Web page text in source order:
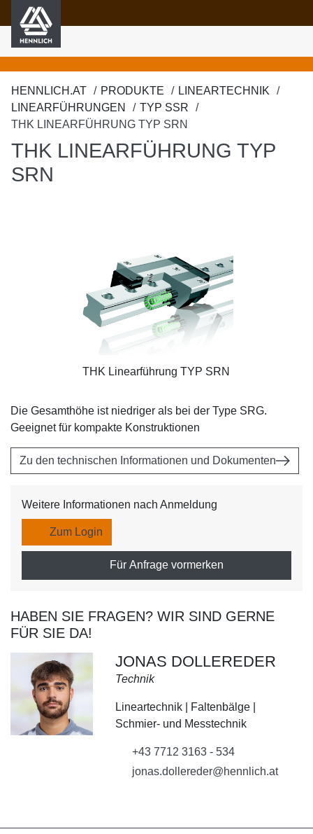
springen
HENNLICH.AT PRODUKTE
LINEARTECHNIK
LINEARFÜHRUNGEN
TYP SSR
THK LINEARFÜHRUNG TYP SRN
THK LINEARFÜHRUNG TYP
SRN
THK Linearführung TYP SRN
Die Gesamthöhe ist niedriger als bei der Type SRG.
Geeignet für kompakte Konstruktionen
Zu den technischen Informationen und Dokumenten
Weitere Informationen nach Anmeldung
Zum Login
Für Anfrage vormerken
HABEN SIE FRAGEN? WIR SIND GERNE
FÜR SIE DA!
JONAS DOLLEREDER
Technik
Lineartechnik | Faltenbälge |
Schmier- und Messtechnik
+43 7712 3163 - 534
jonas.dollereder@hennlich.at